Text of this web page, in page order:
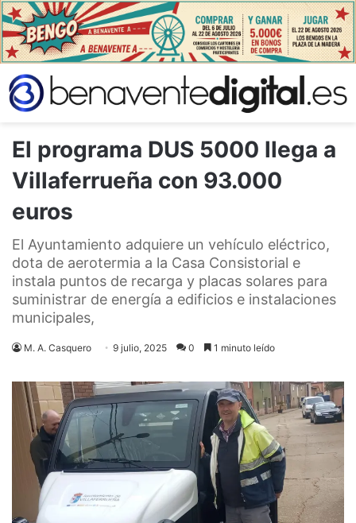
El programa DUS 5000 llega a
Villaferrueña con 93.000
euros
El Ayuntamiento adquiere un vehículo eléctrico,
dota de aerotermia a la Casa Consistorial e
instala puntos de recarga y placas solares para
suministrar de energía a edificios e instalaciones
municipales,
M. A. Casquero 9 julio, 2025 0 1 minuto leído